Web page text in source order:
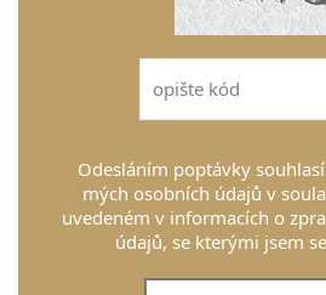
Odesláním poptávky
mých osobních údajů v
uvedeném v informacích o
údajů, se kterými jsem